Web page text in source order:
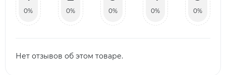
0% 0% 0% 0% 0%
Нет отзывов об этом товаре.